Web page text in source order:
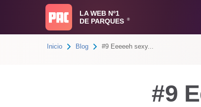
LA WEB Nº1
DE PARQUES
®
Inicio Blog #9 Eeeeeh sexy...
#9